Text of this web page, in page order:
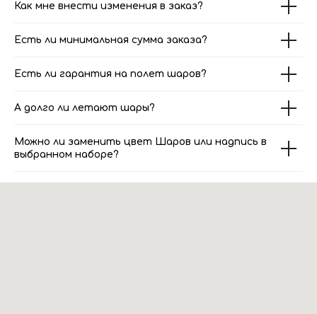
Как мне внести изменения в заказ?
Есть ли минимальная сумма заказа?
Есть ли гарантия на полет шаров?
А долго ли летают шары?
Можно ли заменить цвет Шаров или надпись в
выбранном наборе?